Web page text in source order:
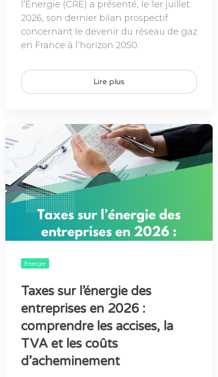
l’Énergie (CRE) a présenté, le 1er juillet
2026, son dernier bilan prospectif
concernant le devenir du réseau de gaz
en France à l’horizon 2050.
Lire plus
Energie
Taxes sur l’énergie des
entreprises en 2026 :
comprendre les accises, la
TVA et les coûts
d’acheminement